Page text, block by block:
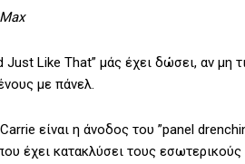
Like That” μάς έχει δώσει, αν μη
με πάνελ.
είναι η άνοδος του ”panel
έχει κατακλύσει τους